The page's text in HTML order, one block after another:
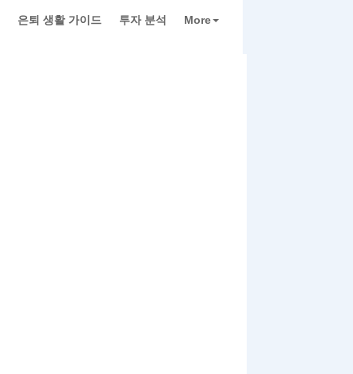
은퇴 생활 가이드 투자 분석 More